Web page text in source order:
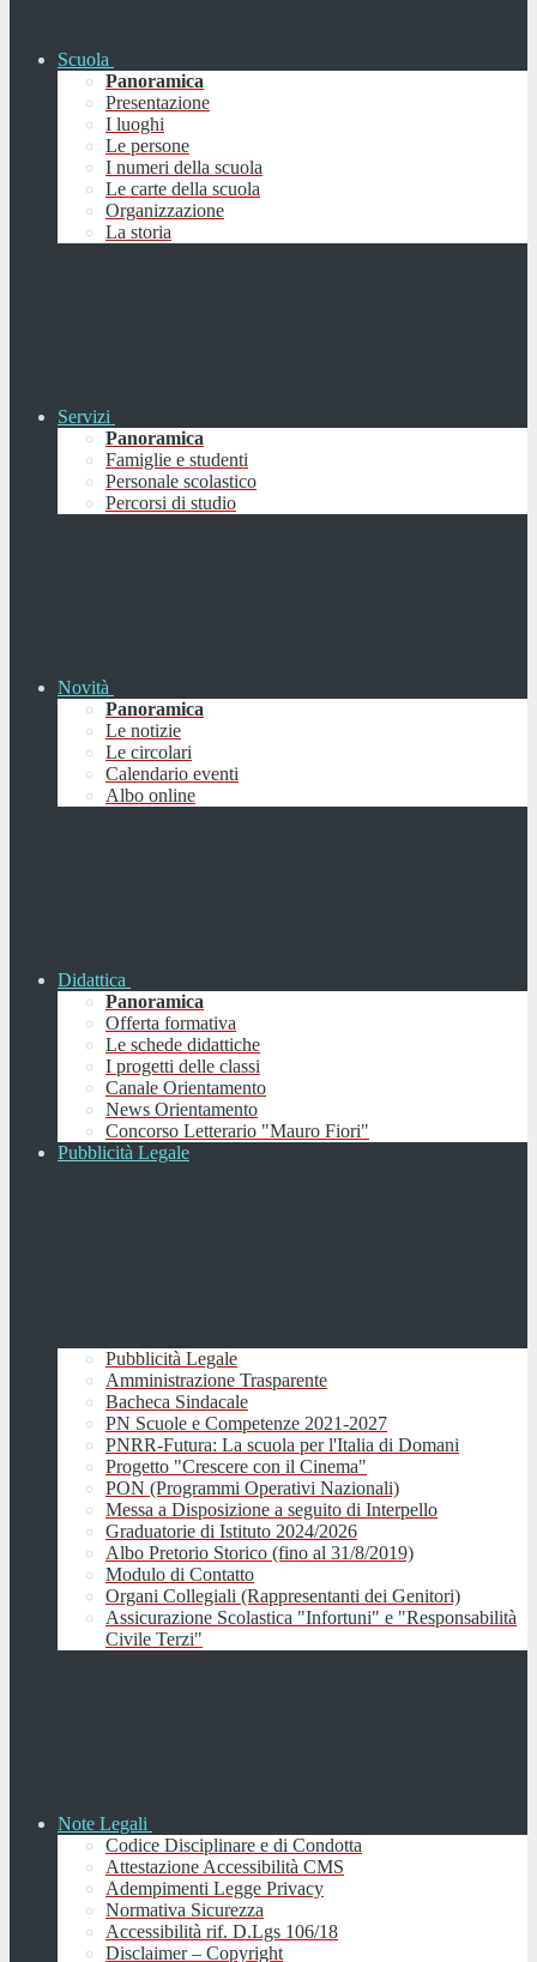
Scuola
Panoramica
Presentazione
I luoghi
Le persone
I numeri della scuola
Le carte della scuola
Organizzazione
La storia
Servizi
Panoramica
Famiglie e studenti
Personale scolastico
Percorsi di studio
Novità
Panoramica
Le notizie
Le circolari
Calendario eventi
Albo online
Didattica
Panoramica
Offerta formativa
Le schede didattiche
I progetti delle classi
Canale Orientamento
News Orientamento
Concorso Letterario "Mauro Fiori"
Pubblicità Legale
Pubblicità Legale
Amministrazione Trasparente
Bacheca Sindacale
PN Scuole e Competenze 2021-2027
PNRR-Futura: La scuola per l'Italia di Domani
Progetto "Crescere con il Cinema"
PON (Programmi Operativi Nazionali)
Messa a Disposizione a seguito di Interpello
Graduatorie di Istituto 2024/2026
Albo Pretorio Storico (fino al 31/8/2019)
Modulo di Contatto
Organi Collegiali (Rappresentanti dei Genitori)
Assicurazione Scolastica "Infortuni" e "Responsabilità
Civile Terzi"
Note Legali
Codice Disciplinare e di Condotta
Attestazione Accessibilità CMS
Adempimenti Legge Privacy
Normativa Sicurezza
Accessibilità rif. D.Lgs 106/18
Disclaimer – Copyright